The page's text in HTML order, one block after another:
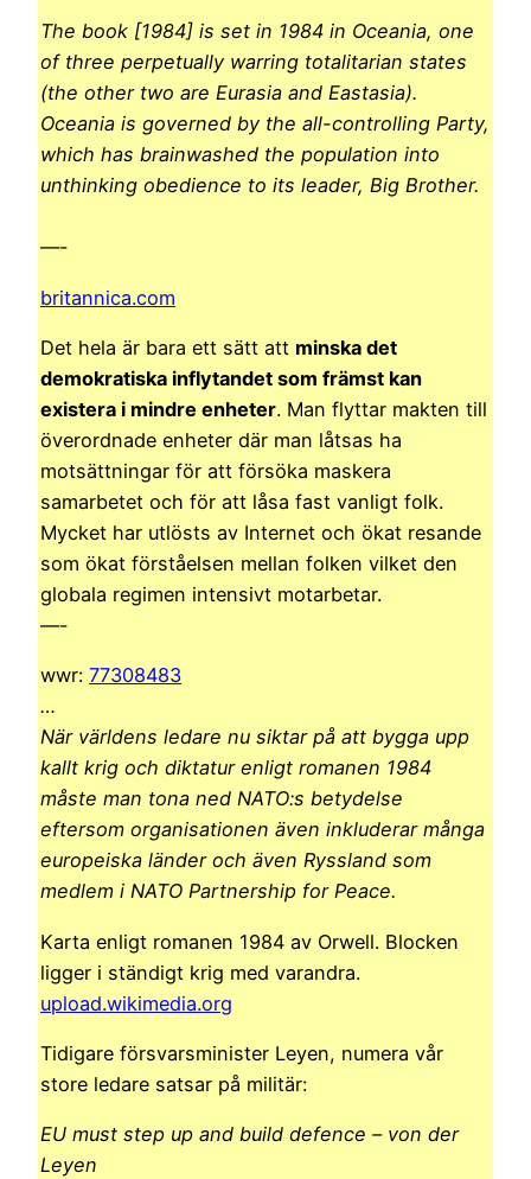
The book [1984] is set in 1984 in Oceania, one
of three perpetually warring totalitarian states
(the other two are Eurasia and Eastasia).
Oceania is governed by the all-controlling Party,
which has brainwashed the population into
unthinking obedience to its leader, Big Brother.
—-
britannica.com
Det hela är bara ett sätt att minska det
demokratiska inflytandet som främst kan
existera i mindre enheter. Man flyttar makten till
överordnade enheter där man låtsas ha
motsättningar för att försöka maskera
samarbetet och för att låsa fast vanligt folk.
Mycket har utlösts av Internet och ökat resande
som ökat förståelsen mellan folken vilket den
globala regimen intensivt motarbetar.
—-
wwr: 77308483
…
När världens ledare nu siktar på att bygga upp
kallt krig och diktatur enligt romanen 1984
måste man tona ned NATO:s betydelse
eftersom organisationen även inkluderar många
europeiska länder och även Ryssland som
medlem i NATO Partnership for Peace.
Karta enligt romanen 1984 av Orwell. Blocken
ligger i ständigt krig med varandra.
upload.wikimedia.org
Tidigare försvarsminister Leyen, numera vår
store ledare satsar på militär:
EU must step up and build defence – von der
Leyen